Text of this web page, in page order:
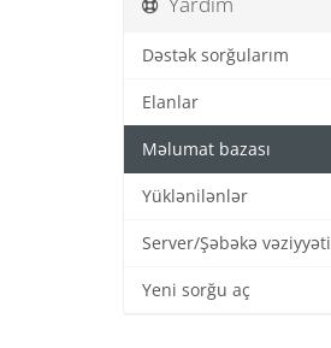
Dəstək sorğularım
Elanlar
Məlumat bazası
Yüklənilənlər
Server/Şəbəkə vəziyyəti
Yeni sorğu aç